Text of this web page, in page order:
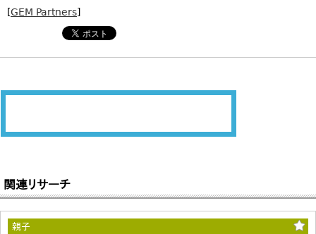
[GEM Partners]
関連リサーチ
親子